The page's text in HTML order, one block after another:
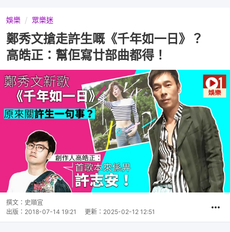
娛樂 眾樂迷
鄭秀文搶走許生嘅《千年如一日》？
高皓正：幫佢寫廿部曲都得！
撰文： 史順宜
出版： 2018-07-14 19:21 更新： 2025-02-12 12:51